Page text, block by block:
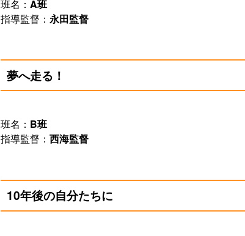
班名： A班
指導監督： 永田監督
夢へ走る！
班名： B班
指導監督： 西海監督
10年後の自分たちに